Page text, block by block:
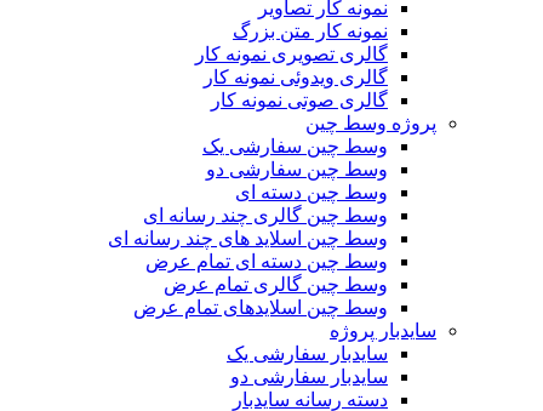
نمونه کار تصاویر
نمونه کار متن بزرگ
گالری تصویری نمونه کار
گالری ویدوئی نمونه کار
گالری صوتی نمونه کار
پروژه وسط چین
وسط چین سفارشی یک
وسط چین سفارشی دو
وسط چین دسته ای
وسط چین گالری چند رسانه ای
وسط چین اسلاید های چند رسانه ای
وسط چین دسته ای تمام عرض
وسط چین گالری تمام عرض
وسط چین اسلایدهای تمام عرض
سایدبار پروژه
سایدبار سفارشی یک
سایدبار سفارشی دو
دسته رسانه سایدبار